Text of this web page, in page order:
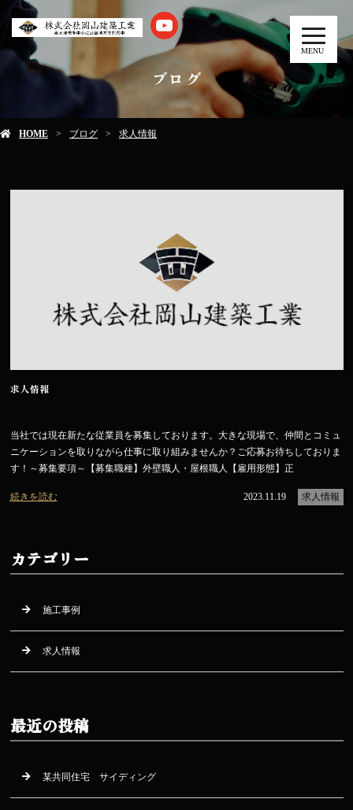
MENU
ブログ
HOME ブログ 求人情報
求人情報
当社では現在新たな従業員を募集しております。大きな現場で、仲間とコミュ
ニケーションを取りながら仕事に取り組みませんか？ご応募お待ちしておりま
す！～募集要項～【募集職種】外壁職人・屋根職人【雇用形態】正
続きを読む 2023.11.19 求人情報
カテゴリー
施工事例
求人情報
最近の投稿
某共同住宅 サイディング